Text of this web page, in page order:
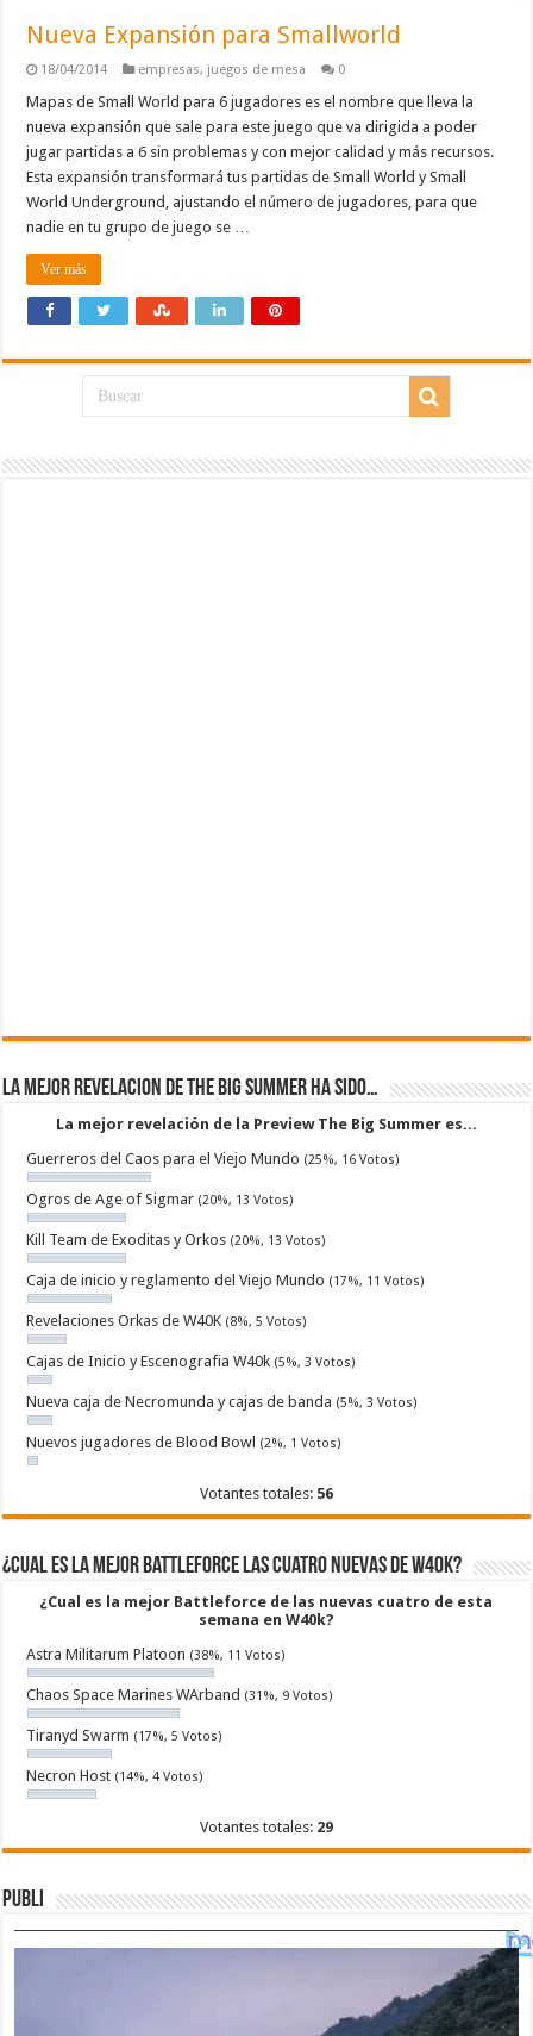
Nueva Expansión para Smallworld
18/04/2014 empresas, juegos de mesa 0
Mapas de Small World para 6 jugadores es el nombre que lleva la
nueva expansión que sale para este juego que va dirigida a poder
jugar partidas a 6 sin problemas y con mejor calidad y más recursos.
Esta expansión transformará tus partidas de Small World y Small
World Underground, ajustando el número de jugadores, para que
nadie en tu grupo de juego se …
Ver más
La mejor revelacion de The Big Summer ha sido…
La mejor revelación de la Preview The Big Summer es...
Guerreros del Caos para el Viejo Mundo (25%, 16 Votos)
Ogros de Age of Sigmar (20%, 13 Votos)
Kill Team de Exoditas y Orkos (20%, 13 Votos)
Caja de inicio y reglamento del Viejo Mundo (17%, 11 Votos)
Revelaciones Orkas de W40K (8%, 5 Votos)
Cajas de Inicio y Escenografia W40k (5%, 3 Votos)
Nueva caja de Necromunda y cajas de banda (5%, 3 Votos)
Nuevos jugadores de Blood Bowl (2%, 1 Votos)
Votantes totales: 56
¿Cual es la mejor Battleforce las cuatro nuevas de W40k?
¿Cual es la mejor Battleforce de las nuevas cuatro de esta
semana en W40k?
Astra Militarum Platoon (38%, 11 Votos)
Chaos Space Marines WArband (31%, 9 Votos)
Tiranyd Swarm (17%, 5 Votos)
Necron Host (14%, 4 Votos)
Votantes totales: 29
Publi